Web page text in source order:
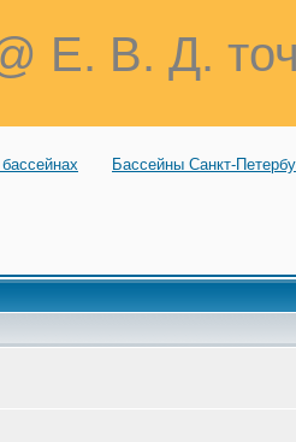
Е. В. Д.
Бассейны Санкт-